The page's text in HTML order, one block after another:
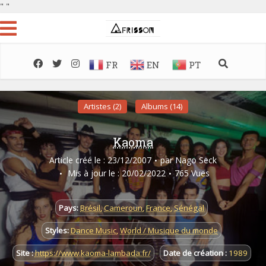
" "
FR EN PT
Artistes (2) Albums (14)
Kaoma
Article créé le : 23/12/2007 par Nago Seck
Mis à jour le : 20/02/2022
765 Vues
Pays:Brésil,Cameroun,France,Sénégal
Styles:Dance Music,World / Musique du monde
Site :https://www.kaoma-lambada.fr/ Date de création : 1989